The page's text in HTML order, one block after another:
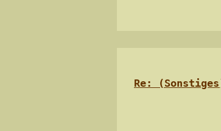
Re: